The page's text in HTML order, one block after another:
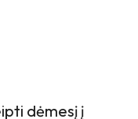
dėmesį į